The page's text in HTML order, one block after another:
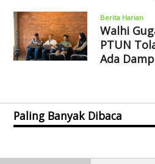
Berita Harian
Walhi
PTUN
Ada
Paling Banyak Dibaca